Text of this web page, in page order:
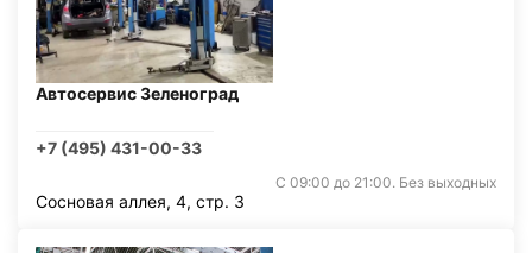
Автосервис Зеленоград
+7 (495) 431-00-33
С 09:00 до 21:00. Без выходных
Сосновая аллея, 4, стр. 3